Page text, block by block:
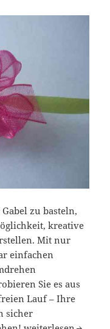
zu basteln,
kreative
Mit nur
einfachen
Sie es aus
Lauf – Ihre
sicher